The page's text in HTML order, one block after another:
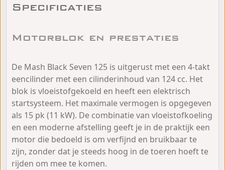
Specificaties
Motorblok en prestaties
De Mash Black Seven 125 is uitgerust met een 4-takt
eencilinder met een cilinderinhoud van 124 cc. Het
blok is vloeistofgekoeld en heeft een elektrisch
startsysteem. Het maximale vermogen is opgegeven
als 15 pk (11 kW). De combinatie van vloeistofkoeling
en een moderne afstelling geeft je in de praktijk een
motor die bedoeld is om verfijnd en bruikbaar te
zijn, zonder dat je steeds hoog in de toeren hoeft te
rijden om mee te komen.